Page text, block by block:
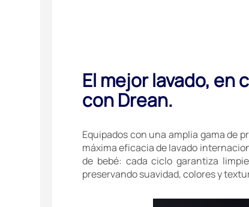
El mejor lavado, en
con Drean.
Equipados con una amplia gama de
máxima eficacia de lavado
de bebé: cada ciclo garantiza
preservando suavidad, colores y